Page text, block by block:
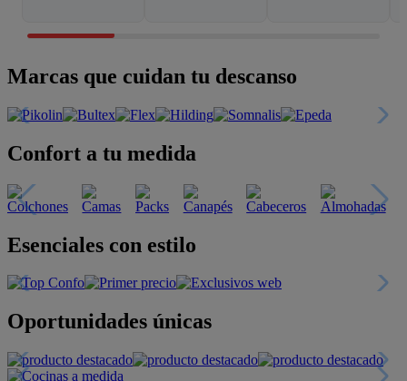
Marcas que cuidan tu descanso
Confort a tu medida
Esenciales con estilo
Oportunidades únicas